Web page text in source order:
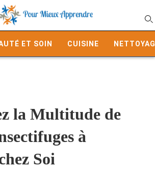
ET SOIN CUISINE
la Multitude de
à
Soi